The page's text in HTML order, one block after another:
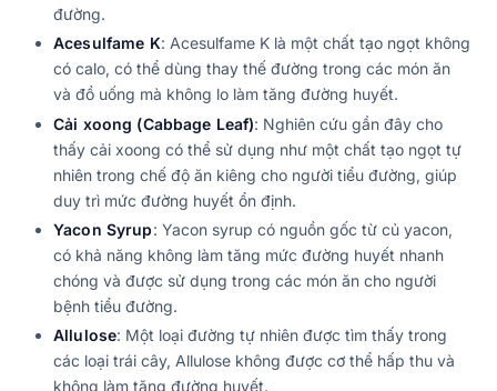
đường.
Acesulfame K: Acesulfame K là một chất tạo ngọt không
có calo, có thể dùng thay thế đường trong các món ăn
và đồ uống mà không lo làm tăng đường huyết.
Cải xoong (Cabbage Leaf): Nghiên cứu gần đây cho
thấy cải xoong có thể sử dụng như một chất tạo ngọt tự
nhiên trong chế độ ăn kiêng cho người tiểu đường, giúp
duy trì mức đường huyết ổn định.
Yacon Syrup: Yacon syrup có nguồn gốc từ củ yacon,
có khả năng không làm tăng mức đường huyết nhanh
chóng và được sử dụng trong các món ăn cho người
bệnh tiểu đường.
Allulose: Một loại đường tự nhiên được tìm thấy trong
các loại trái cây, Allulose không được cơ thể hấp thu và
không làm tăng đường huyết.